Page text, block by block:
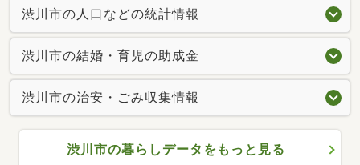
渋川市の人口などの統計情報
渋川市の結婚・育児の助成金
渋川市の治安・ごみ収集情報
渋川市の暮らしデータをもっと見る